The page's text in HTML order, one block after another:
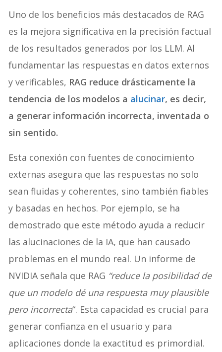
Uno de los beneficios más destacados de RAG
es la mejora significativa en la precisión factual
de los resultados generados por los LLM. Al
fundamentar las respuestas en datos externos
y verificables, RAG reduce drásticamente la
tendencia de los modelos a alucinar, es decir,
a generar información incorrecta, inventada o
sin sentido.
Esta conexión con fuentes de conocimiento
externas asegura que las respuestas no solo
sean fluidas y coherentes, sino también fiables
y basadas en hechos. Por ejemplo, se ha
demostrado que este método ayuda a reducir
las alucinaciones de la IA, que han causado
problemas en el mundo real. Un informe de
NVIDIA señala que RAG “reduce la posibilidad de
que un modelo dé una respuesta muy plausible
pero incorrecta“. Esta capacidad es crucial para
generar confianza en el usuario y para
aplicaciones donde la exactitud es primordial.